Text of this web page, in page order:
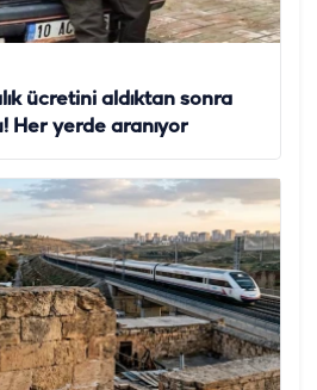
ücretini aldıktan sonra
Her yerde aranıyor